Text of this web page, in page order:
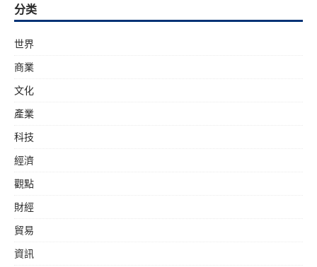
分类
世界
商業
文化
產業
科技
經濟
觀點
財經
貿易
資訊